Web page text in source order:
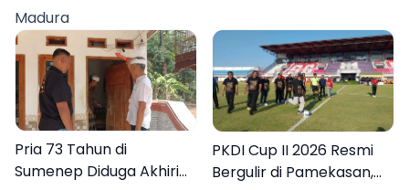
Madura
Pria 73 Tahun di
Sumenep Diduga Akhiri
PKDI Cup II 2026 Resmi
Bergulir di Pamekasan,